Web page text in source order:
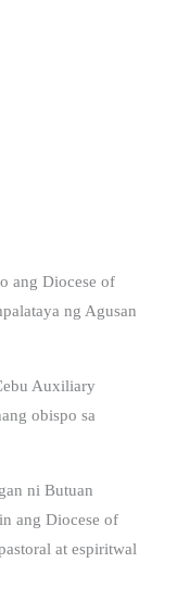
ang Diocese of
ng Agusan
Auxiliary
obispo sa
ni Butuan
ang Diocese of
at espiritwal